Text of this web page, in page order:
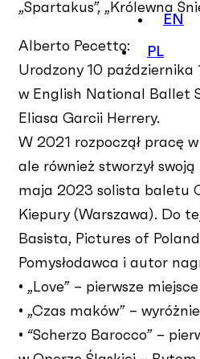
EN
PL
„Spartakus”, „Królewna
Alberto Pecetto:
Urodzony 10 października
w English National Ballet
Eliasa Garcii Herrery.
W 2021 rozpoczął pracę
ale również stworzył
maja 2023 solista baletu
Kiepury (Warszawa). Do
Basista, Pictures of
Pomysłodawca i autor
• „Love” – pierwsze
• „Czas maków” –
• “Scherzo Barocco” –